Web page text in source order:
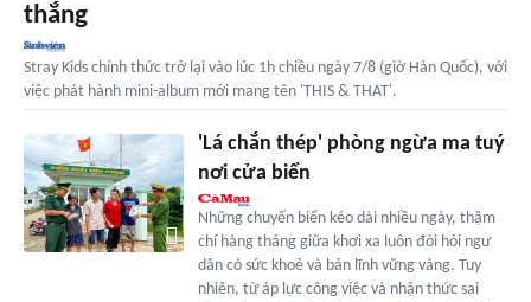
thắng
Stray Kids chính thức trở lại vào lúc 1h chiều ngày 7/8 (giờ Hàn Quốc), với
việc phát hành mini-album mới mang tên 'THIS & THAT'.
'Lá chắn thép' phòng ngừa ma tuý
nơi cửa biển
Những chuyến biển kéo dài nhiều ngày, thậm
chí hàng tháng giữa khơi xa luôn đòi hỏi ngư
dân có sức khoẻ và bản lĩnh vững vàng. Tuy
nhiên, từ áp lực công việc và nhận thức sai